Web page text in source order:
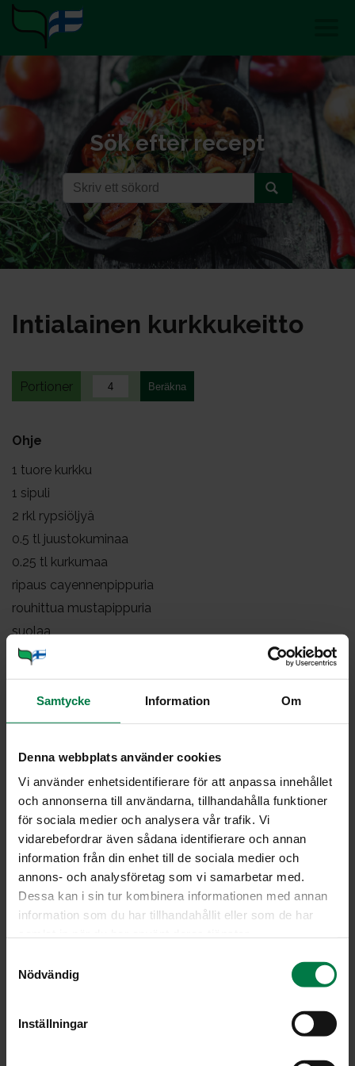
Samtycke Information Om
Denna webbplats använder cookies
Vi använder enhetsidentifierare för att anpassa innehållet
och annonserna till användarna, tillhandahålla funktioner
för sociala medier och analysera vår trafik. Vi
vidarebefordrar även sådana identifierare och annan
information från din enhet till de sociala medier och
annons- och analysföretag som vi samarbetar med.
Dessa kan i sin tur kombinera informationen med annan
information som du har tillhandahållit eller som de har
Nödvändig
Inställningar
Sök efter recept
In­tia­lai­nen kurk­ku­keit­to
Portioner
Ohje
1 tuore kurkku
1 sipuli
2 rkl rypsiöljyä
0.5 tl juustokuminaa
0.25 tl kurkumaa
ripaus cayennenpippuria
rouhittua mustapippuria
suolaa
dl vettä
1dl kookosmaitoa
dl maitoa
0.5tl sinapinsiemeniä
Kuori ja kuutioi kurkku. Kuori ja hienonna sipuli ja
kuullota öljyssä. Lisää juustokumina, kurkuma,
cayennenpippuri ja mustapippuri. Kuumenna edelleen
pari minuuttia.
Lisää kurkkukuutiot, vesi ja kookosmaito. Mausta
suolalla. Anna hautua viitisen minuuttia. Lisää maito ja
Ohje: Kotimaiset kasvikset ry